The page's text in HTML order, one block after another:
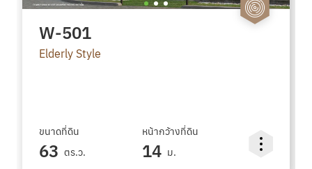
W-501
Elderly Style
ขนาดที่ดิน
63 ตร.ว.
หน้ากว้างที่ดิน
14 ม.